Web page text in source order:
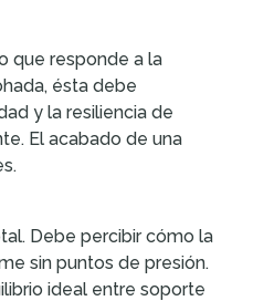
que responde a la
ésta debe
y la resiliencia de
El acabado de una
Debe percibir cómo la
sin puntos de presión.
ideal entre soporte